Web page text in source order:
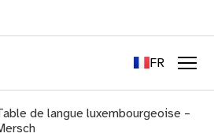
FR
LU
de langue luxembourgeoise –